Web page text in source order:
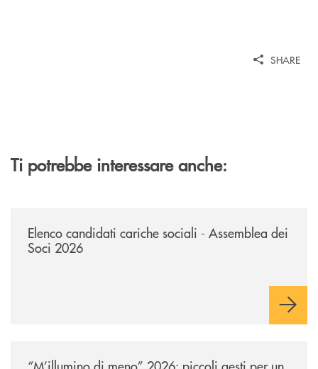
SHARE
Ti potrebbe interessare anche:
Elenco candidati cariche sociali - Assemblea dei
Soci 2026